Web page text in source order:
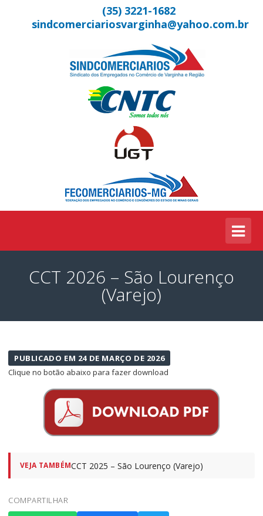
(35) 3221-1682
sindcomerciariosvarginha@yahoo.com.br
CCT 2026 – São Lourenço
(Varejo)
PUBLICADO EM 24 DE MARÇO DE 2026
Clique no botão abaixo para fazer download
VEJA TAMBÉMCCT 2025 – São Lourenço (Varejo)
COMPARTILHAR